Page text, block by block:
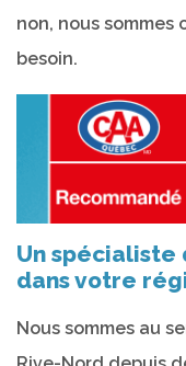
non, nous sommes
besoin.
Un spécialiste
dans votre
Nous sommes au